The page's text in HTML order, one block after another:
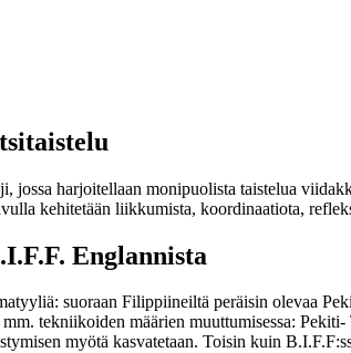
jossa harjoitellaan monipuolista taistelua
kehitetään liikkumista, koordinaatiota,
Englannista
suoraan Filippiineiltä peräisin olevaa
tekniikoiden määrien muuttumisessa:
myötä kasvatetaan. Toisin kuin